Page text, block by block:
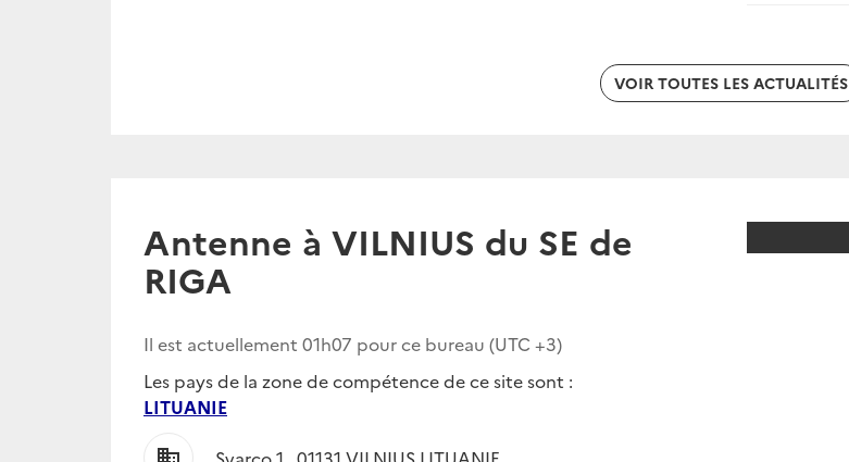
VOIR TOUTES LES ACTUALITÉS
Antenne à VILNIUS du SE de
RIGA
Il est actuellement 01h07 pour ce bureau (UTC +3)
Les pays de la zone de compétence de ce site sont :
LITUANIE